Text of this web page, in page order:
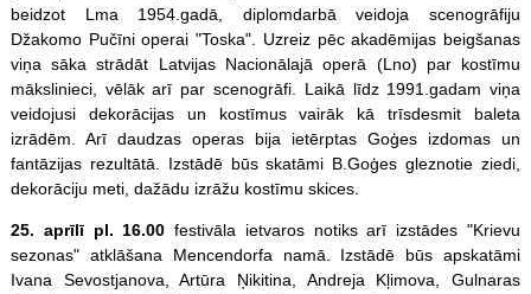
beidzot Lma 1954.gadā, diplomdarbā veidoja scenogrāfiju
Džakomo Pučīni operai "Toska". Uzreiz pēc akadēmijas beigšanas
viņa sāka strādāt Latvijas Nacionālajā operā (Lno) par kostīmu
mākslinieci, vēlāk arī par scenogrāfi. Laikā līdz 1991.gadam viņa
veidojusi dekorācijas un kostīmus vairāk kā trīsdesmit baleta
izrādēm. Arī daudzas operas bija ietērptas Goģes izdomas un
fantāzijas rezultātā. Izstādē būs skatāmi B.Goģes gleznotie ziedi,
dekorāciju meti, dažādu izrāžu kostīmu skices.
25. aprīlī pl. 16.00festivāla ietvaros notiks arī izstādes "Krievu
sezonas" atklāšana Mencendorfa namā. Izstādē būs apskatāmi
Ivana Sevostjanova, Artūra Ņikitina, Andreja Kļimova, Gulnaras